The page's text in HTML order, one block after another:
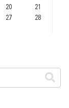
20
21
27
28